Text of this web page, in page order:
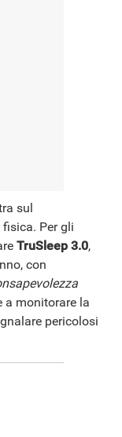
sul
Per gli
TruSleep 3.0,
con
a monitorare la
pericolosi